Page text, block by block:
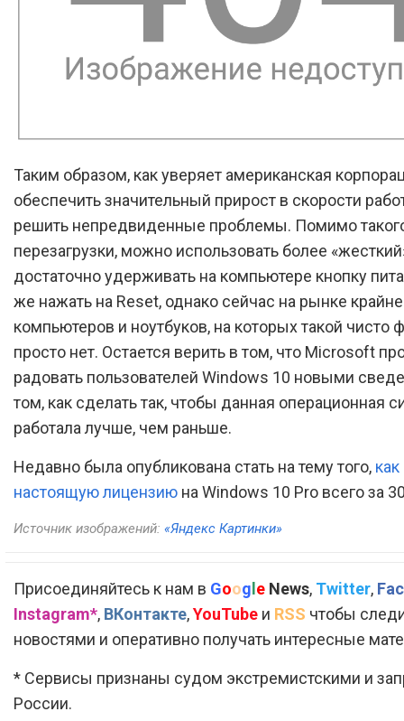
Таким образом, как уверяет американская
обеспечить значительный прирост в скорости
решить непредвиденные проблемы. Помимо
перезагрузки, можно использовать более
достаточно удерживать на компьютере кнопку
же нажать на Reset, однако сейчас на рынке
компьютеров и ноутбуков, на которых такой чисто
просто нет. Остается верить в том, что Microsoft
радовать пользователей Windows 10 новыми
том, как сделать так, чтобы данная операционная
работала лучше, чем раньше.
Недавно была опубликована стать на тему того,
настоящую лицензию на Windows 10 Pro всего за
Источник изображений: «Яндекс Картинки»
Присоединяйтесь к нам в Google News, Twitter,
Instagram*, ВКонтакте,YouTube и RSS чтобы
новостями и оперативно получать интересные
* Сервисы признаны судом экстремистскими и
России.